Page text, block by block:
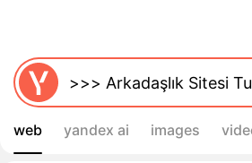
web yandex ai images